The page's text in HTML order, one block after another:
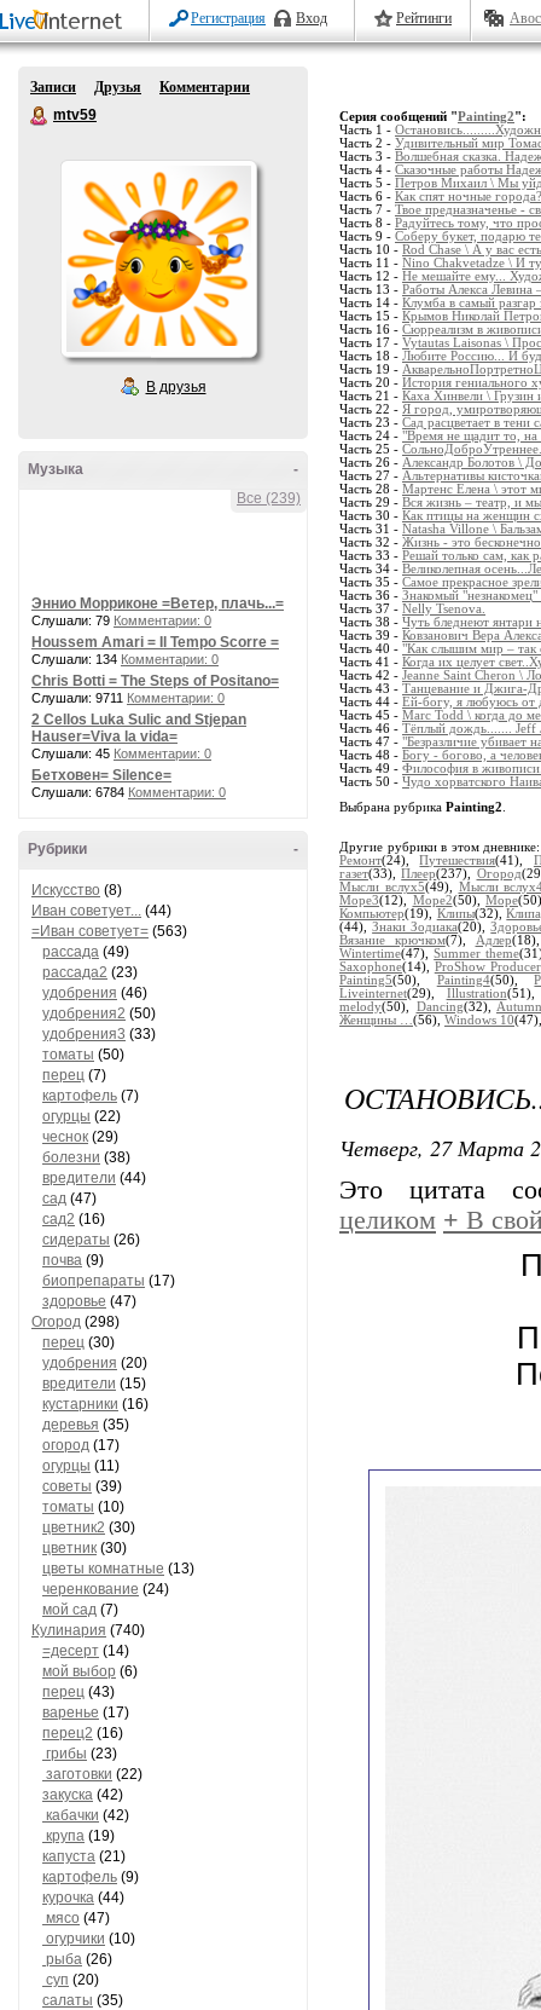
Регистрация Вход Рейтинги
Записи Друзья
Комментарии
mtv59
В друзья
-
Музыка
Все (239)
Эннио Морриконе =Ветер, плачь...=
Слушали: 79 Комментарии: 0
Houssem Amari = Il Tempo Scorre =
Слушали: 134 Комментарии: 0
Chris Botti = The Steps of Positano=
Слушали: 9711 Комментарии: 0
2 Cellos Luka Sulic and Stjepan
Hauser=Viva la vida=
Слушали: 45 Комментарии: 0
Бетховен= Silence=
Слушали: 6784 Комментарии: 0
-
Рубрики
Искусство (8)
Иван советует... (44)
=Иван советует= (563)
рассада (49)
рассада2 (23)
удобрения (46)
удобрения2 (50)
удобрения3 (33)
томаты (50)
перец (7)
картофель (7)
огурцы (22)
чеснок (29)
болезни (38)
вредители (44)
сад (47)
сад2 (16)
сидераты (26)
почва (9)
биопрепараты (17)
здоровье (47)
Огород (298)
перец (30)
удобрения (20)
вредители (15)
кустарники (16)
деревья (35)
огород (17)
огурцы (11)
советы (39)
томаты (10)
цветник2 (30)
цветник (30)
цветы комнатные (13)
черенкование (24)
мой сад (7)
Кулинария (740)
=десерт (14)
мой выбор (6)
перец (43)
варенье (17)
перец2 (16)
грибы (23)
заготовки (22)
закуска (42)
кабачки (42)
крупа (19)
капуста (21)
картофель (9)
курочка (44)
мясо (47)
огурчики (10)
рыба (26)
суп (20)
салаты (35)
Серия сообщений "Painting2":
Часть 1 -
Часть 2 - Удивительный мир
Часть 3 - Волшебная сказка.
Часть 4 - Сказочные работы
Часть 5 - Петров Михаил \ Мы
Часть 6 - Как спят ночные
Часть 7 - Твое предназначенье -
Часть 8 - Радуйтесь тому, что
Часть 9 - Соберу букет, подарю
Часть 10 - Rod Chase \ А у вас
Часть 11 - Nino Chakvetadze \ И
Часть 12 - Не мешайте ему...
Часть 13 - Работы Алекса Левина
Часть 14 - Клумба в самый
Часть 15 - Крымов Николай
Часть 16 - Сюрреализм в
Часть 17 - Vytautas Laisonas \
Часть 18 - Любите Россию... И
Часть 19 -
Часть 20 - История гениального
Часть 21 - Каха Хинвели \ Грузин
Часть 22 - Я город,
Часть 23 - Сад расцветает в
Часть 24 - "Время не щадит то, на
Часть 25 -
Часть 26 - Александр Болотов \
Часть 27 - Альтернативы
Часть 28 - Мартенс Елена \ этот
Часть 29 - Вся жизнь – театр, и
Часть 30 - Как птицы на женщин
Часть 31 - Natasha Villone \
Часть 32 - Жизнь - это
Часть 33 - Решай только сам, как
Часть 34 - Великолепная
Часть 35 - Самое прекрасное
Часть 36 - Знакомый
Часть 37 - Nelly Tsenova.
Часть 38 - Чуть бледнеют янтари
Часть 39 - Ковзанович Вера
Часть 40 - "Как слышим мир – так
Часть 41 - Когда их целует
Часть 42 - Jeanne Saint Cheron \
Часть 43 - Танцевание и Джига-
Часть 44 - Ей-богу, я любуюсь
Часть 45 - Marc Todd \ когда до
Часть 46 - Тёплый дождь....... Jeff
Часть 47 - "Безразличие убивает
Часть 48 - Богу - богово, а
Часть 49 - Философия в
Часть 50 - Чудо хорватского
Выбрана рубрика Painting2
Другие рубрики в этом
Ремонт(24),Путешествия(41),
газет(33),Плеер(237), Огород
Мысли вслух5(49), Мысли
Море3(12), Море2(50), Море
Компьютер(19), Клипы(32),
(44),Знаки Зодиака(20),
Вязание крючком(7), Адлер
Wintertime(47),Summer theme
Saxophone(14), ProShow Producer
Painting5(50), Painting4(50),
Liveinternet(29), Illustration
melody(50), Dancing(32),
Женщины … (56), Windows 10
Четверг, 27 Марта
Это цитата
целиком + В